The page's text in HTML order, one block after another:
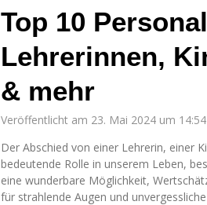
Top 10
Lehrerinnen,
& mehr
Veröffentlicht am 23. Mai 2024 um 14:54
Der Abschied von einer Lehrerin, einer
bedeutende Rolle in unserem Leben,
eine wunderbare Möglichkeit,
für strahlende Augen und